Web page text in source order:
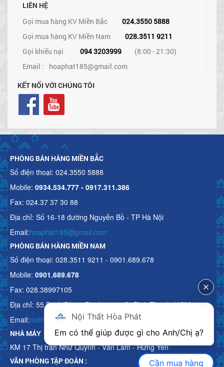
LIÊN HỆ
Gọi mua hàng KV Miền Bắc
024.3550 5888
Gọi mua hàng KV Miền Nam
028.3511 9211
Gọi khiếu nại
094 3203999
(8:00 - 21:30)
Email : hoaphat185@gmail.com
KẾT NỐI VỚI CHÚNG TÔI
PHÒNG BÁN HÀNG MIỀN BẮC
Số điện thoại: 024.3550 5888
Mobile: 0934.534.777 - 0917.311.386
Fax: 024.37 37 30 88
Địa chỉ: Số 16-18 đường Nguyễn Bồ - TP Hà Nội
Email:hoaphat185@gmail.com
PHÒNG BÁN HÀNG MIỀN NAM
Số điện thoại: 028.3511 9211 - 0901.689.678
Mobile: 0901.689.678
Fax: 028.38997105
Địa chỉ: 55 Bạch Đằng, Phường 15, Q. Bình Thạnh, HCM
Email:noithathoaphattot@gmail.com
NHÀ MÁY
KM 17 Thị trấn Như Quỳnh - Văn Lâm - Hưng Yên
VĂN PHÒNG TẬP ĐOÀN :
Nội Thất Hòa Phát
Cần mua hàng